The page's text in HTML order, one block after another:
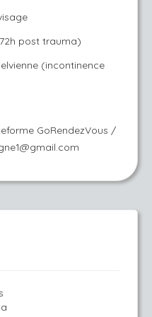
post trauma)
(incontinence
GoRendezVous /